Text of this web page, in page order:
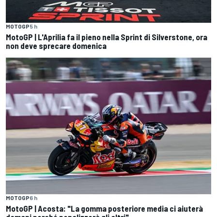
MOTOGP5 h
MotoGP | L'Aprilia fa il pieno nella Sprint di Silverstone, ora
non deve sprecare domenica
MOTOGP6 h
MotoGP | Acosta: "La gomma posteriore media ci aiuterà